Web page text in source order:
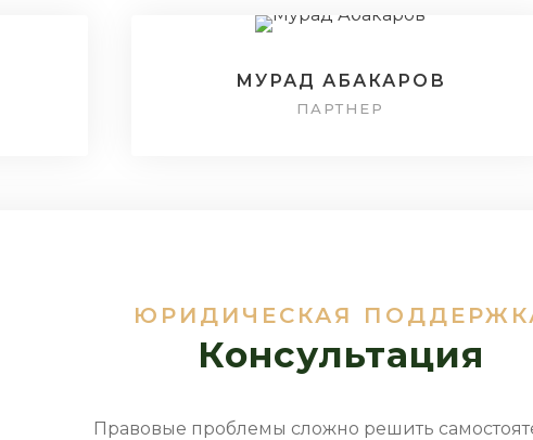
МУРАД АБАКАРОВ
ПАРТНЕР
ЮРИДИЧЕСКАЯ
Консультация
Правовые проблемы сложно решить